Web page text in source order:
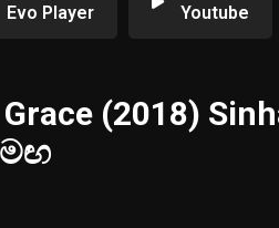
Evo Player Youtube
(2018)